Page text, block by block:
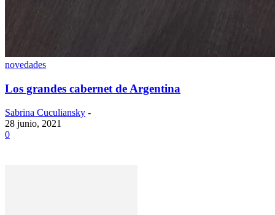
novedades
Los grandes cabernet de Argentina
Sabrina Cuculiansky -
28 junio, 2021
0